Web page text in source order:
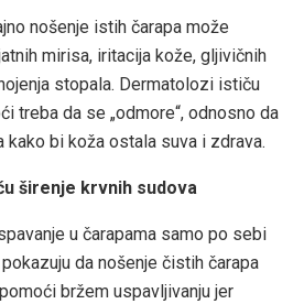
nošenje istih čarapa može
mirisa, iritacija kože, gljivičnih
stopala. Dermatolozi ističu
treba da se „odmore“, odnosno da
kako bi koža ostala suva i zdrava.
širenje krvnih sudova
u čarapama samo po sebi
da nošenje čistih čarapa
bržem uspavljivanju jer